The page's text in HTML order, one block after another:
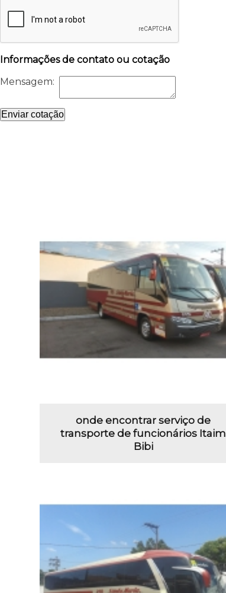
Informações de contato ou cotação
Mensagem:
Enviar cotação
onde encontrar serviço de
transporte de funcionários Itaim
Bibi